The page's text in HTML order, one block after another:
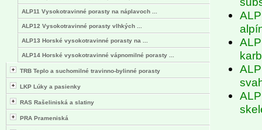
ALP11 Vysokotravinné porasty na náplavoch ...
ALP12 Vysokotravinné porasty vlhkých ...
ALP13 Horské vysokotravinné porasty na ...
ALP14 Horské vysokotravinné vápnomilné porasty ...
TRB Teplo a suchomilné travinno-bylinné porasty
LKP Lúky a pasienky
RAS Rašeliniská a slatiny
PRA Prameniská